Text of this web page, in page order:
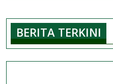
3
BERITA TERKINI